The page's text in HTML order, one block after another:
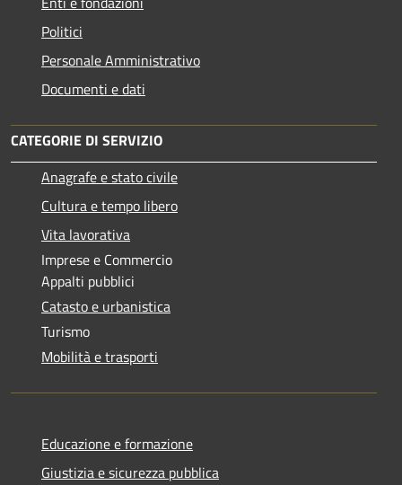
Politici
Personale Amministrativo
Documenti e dati
CATEGORIE DI SERVIZIO
Anagrafe e stato civile
Cultura e tempo libero
Vita lavorativa
Imprese e Commercio
Appalti pubblici
Catasto e urbanistica
Turismo
Mobilità e trasporti
Educazione e formazione
Giustizia e sicurezza pubblica